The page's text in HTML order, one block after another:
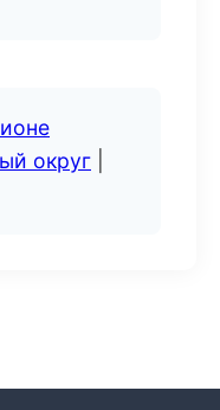
округ